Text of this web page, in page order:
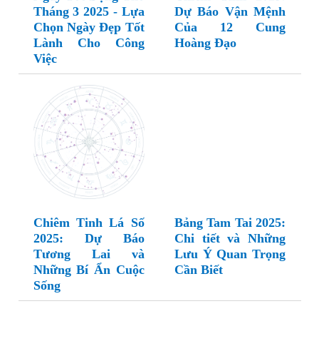
Tháng 3 2025 - Lựa
Chọn Ngày Đẹp Tốt
Lành Cho Công
Việc
Dự Báo Vận Mệnh
Của 12 Cung
Hoàng Đạo
Chiêm Tinh Lá Số
2025: Dự Báo
Tương Lai và
Những Bí Ẩn Cuộc
Sống
Bảng Tam Tai 2025:
Chi tiết và Những
Lưu Ý Quan Trọng
Cần Biết